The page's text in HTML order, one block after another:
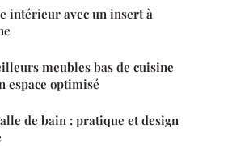
intérieur avec un insert à
meubles bas de cuisine
espace optimisé
de bain : pratique et design